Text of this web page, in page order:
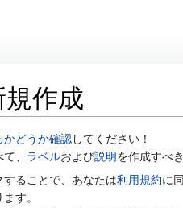
作成
かどうか確認してください！
、 ラベルおよび説明を作成すべ
することで、あなたは利用規約に
す。